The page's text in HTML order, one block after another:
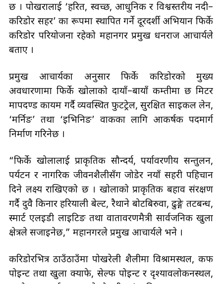
छ । पोखरालाई ‘हरित, स्वच्छ, आधुनिक र विश्वस्तरीय नदी–
करिडोर सहर’ का रूपमा स्थापित गर्ने दूरदर्शी अभियान फिर्के
करिडोर परियोजना रहेको महानगर प्रमुख धनराज आचार्यले
बताए ।
प्रमुख आचार्यका अनुसार फिर्के करिडोरको मुख्य
अवधारणामा फिर्के खोलाको दायाँ–बायाँ कम्तीमा छ मिटर
मापदण्ड कायम गर्दै व्यवस्थित फुटट्रेल, सुरक्षित साइकल लेन,
‘मर्निङ’ तथा ‘इभिनिङ’ वाकका लागि आकर्षक पदमार्ग
निर्माण गरिनेछ ।
“फिर्के खोलालाई प्राकृतिक सौन्दर्य, पर्यावरणीय सन्तुलन,
पर्यटन र नागरिक जीवनशैलीसँग जोडेर नयाँ सहरी पहिचान
दिने लक्ष्य राखिएको छ । खोलाको प्राकृतिक बहाव संरक्षण
गर्दै दुवै किनार हरियाली बेल्ट, रैथाने बोटबिरुवा, ढुङ्गे तटबन्ध,
स्मार्ट एलइडी लाइटिङ तथा वातावरणमैत्री सार्वजनिक खुला
क्षेत्रले सजाइनेछ,” महानगरले प्रमुख आचार्यले भने ।
करिडोरभित्र ठाउँठाउँमा पोखरेली शैलीमा विश्रामस्थल, कफी
पोइन्ट तथा खुला क्याफे, सेल्फी पोइन्ट र दृश्यावलोकनस्थल,